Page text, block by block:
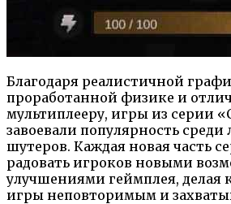
Благодаря реалистичной
проработанной физике и
мультиплееру, игры из серии
завоевали популярность
шутеров. Каждая новая часть
радовать игроков новыми
улучшениями геймплея, делая
игры неповторимым и